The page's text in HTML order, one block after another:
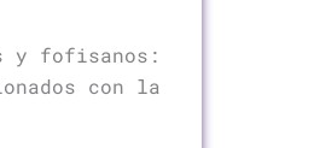
y fofisanos:
con la